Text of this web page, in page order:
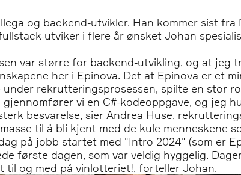
og backend-utvikler. Han kommer sist
utviker i flere år ønsket Johan
var større for backend-utvikling, og at jeg
her i Epinova. Det at Epinova er et
under rekrutteringsprosessen, spilte en stor
gjennomfører vi en C#-kodeoppgave, og jeg
besvarelse, sier Andrea Huse,
til å bli kjent med de kule menneskene
på jobb startet med "Intro 2024" (som er
første dagen, som var veldig hyggelig.
til og med på vinlotteriet!, forteller Johan.